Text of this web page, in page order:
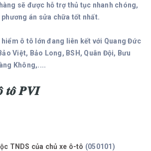
sẽ được hỗ trợ thủ tục nhanh chóng,
án sửa chữa tốt nhất.
ô tô lớn đang liên kết với Quang Đức
Việt, Bảo Long, BSH, Quân Đội, Bưu
Không,....
𝒕𝒐̂ 𝑷𝑽𝑰
TNDS của chủ xe ô-tô (050101)